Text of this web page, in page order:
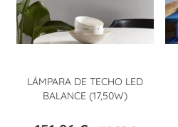
LÁMPARA DE TECHO LED
BALANCE (17,50W)